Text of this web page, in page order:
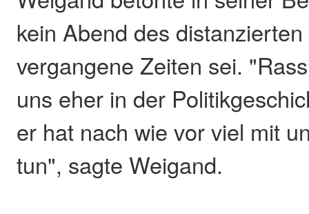
kein Abend des
vergangene Zeiten sei.
uns eher in der
er hat nach wie vor viel mit
tun", sagte Weigand.